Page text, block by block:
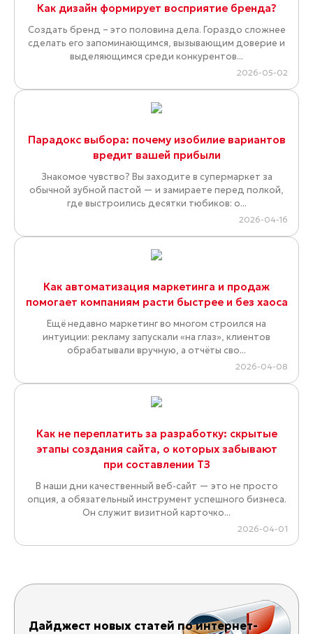
Как дизайн формирует восприятие бренда?
Создать бренд – это половина дела. Гораздо сложнее
сделать его запоминающимся, вызывающим доверие и
выделяющимся среди конкурентов...
2026-05-02
Парадокс выбора: почему изобилие вариантов
вредит вашей прибыли
Знакомое чувство? Вы заходите в супермаркет за
обычной зубной пастой — и замираете перед полкой,
где выстроились десятки тюбиков: о...
2026-04-16
Как автоматизация маркетинга и продаж
помогает компаниям расти быстрее и без хаоса
Ещё недавно маркетинг во многом строился на
интуиции: рекламу запускали «на глаз», клиентов
обрабатывали вручную, а отчёты сво...
2026-04-08
Как не переплатить за разработку: скрытые
этапы создания сайта, о которых забывают
при составлении ТЗ
В наши дни качественный веб-сайт — это не просто
опция, а обязательный инструмент успешного бизнеса.
Он служит визитной карточко...
2026-04-01
Дайджест новых статей по интернет-